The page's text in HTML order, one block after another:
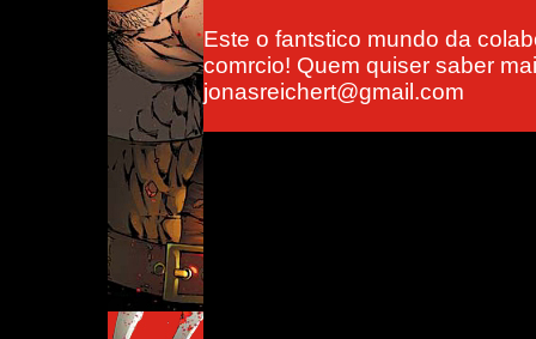
Este o fantstico mundo da
comrcio! Quem quiser saber
jonasreichert@gmail.com